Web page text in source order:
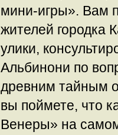
мини-игры». Вам
жителей городка
улики,
Альбинони по
древним тайным
вы поймете, что
Венеры» на